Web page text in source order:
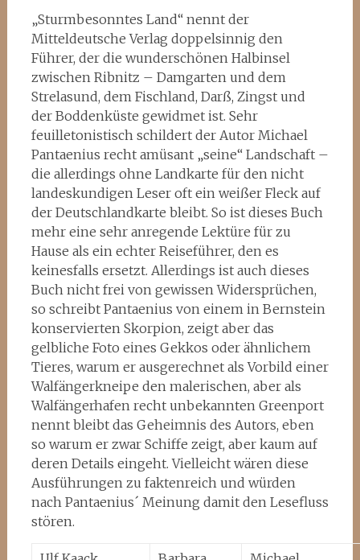
„Sturmbesonntes Land“ nennt der
Mitteldeutsche Verlag doppelsinnig den
Führer, der die wunderschönen Halbinsel
zwischen Ribnitz – Damgarten und dem
Strelasund, dem Fischland, Darß, Zingst und
der Boddenküste gewidmet ist. Sehr
feuilletonistisch schildert der Autor Michael
Pantaenius recht amüsant „seine“ Landschaft –
die allerdings ohne Landkarte für den nicht
landeskundigen Leser oft ein weißer Fleck auf
der Deutschlandkarte bleibt. So ist dieses Buch
mehr eine sehr anregende Lektüre für zu
Hause als ein echter Reiseführer, den es
keinesfalls ersetzt. Allerdings ist auch dieses
Buch nicht frei von gewissen Widersprüchen,
so schreibt Pantaenius von einem in Bernstein
konservierten Skorpion, zeigt aber das
gelbliche Foto eines Gekkos oder ähnlichem
Tieres, warum er ausgerechnet als Vorbild einer
Walfängerkneipe den malerischen, aber als
Walfängerhafen recht unbekannten Greenport
nennt bleibt das Geheimnis des Autors, eben
so warum er zwar Schiffe zeigt, aber kaum auf
deren Details eingeht. Vielleicht wären diese
Ausführungen zu faktenreich und würden
nach Pantaenius´ Meinung damit den Lesefluss
stören.